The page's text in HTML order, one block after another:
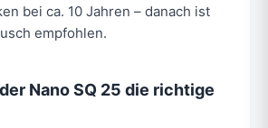
bei ca. 10 Jahren – danach ist
empfohlen.
Nano SQ 25 die richtige